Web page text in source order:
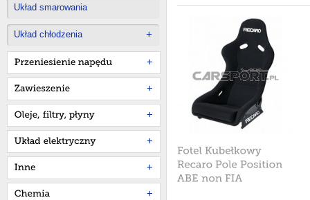
Układ smarowania
Układ chłodzenia +
+
+
+
+
+
+